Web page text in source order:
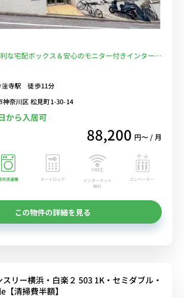
利な宅配ボックス＆安心のモニター付きインターフ
■選べるWi-Fi格安レンタル中！
寺駅 徒歩11分
神奈川区 松見町1-30-14
から入居可
88,200 円〜 / 月
内洗濯機 オートロック
インターネット
無料
エレベーター
この物件の詳細を見る
リー横浜・白楽２ 503 1K・セミダブル・
清掃費半額】